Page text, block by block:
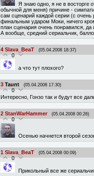
Я знаю одно, я не в восторге
обычной для меня) причине -
сам сценарий каждой серии (с
финальным ударом Моки, ничего
план сценария очень понравился,
А вообще, средний сериальчик,
4 Slava_BeaT (05.04.2008 18:37)
0
а что тут плохого?
3 Taunt (05.04.2008 17:30)
0
Интересно, Гонзо так и будут все
2 StanWarHammer (05.04.2008 00:26)
0
Осенью начнется второй
1 Slava_BeaT (05.04.2008 00:09)
0
Прикольный все же